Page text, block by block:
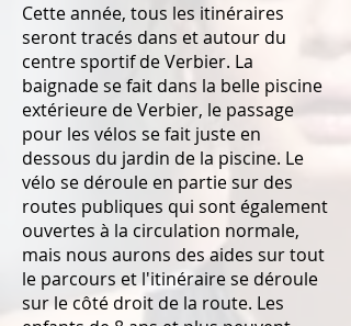
Cette année, tous les itinéraires
seront tracés dans et autour du
centre sportif de Verbier. La
baignade se fait dans la belle piscine
extérieure de Verbier, le passage
pour les vélos se fait juste en
dessous du jardin de la piscine. Le
vélo se déroule en partie sur des
routes publiques qui sont également
ouvertes à la circulation normale,
mais nous aurons des aides sur tout
le parcours et l'itinéraire se déroule
sur le côté droit de la route. Les